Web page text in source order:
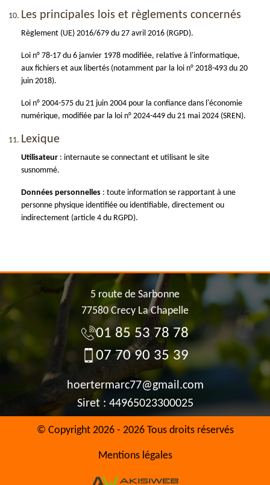
Les principales lois et règlements concernés
Règlement (UE) 2016/679 du 27 avril 2016 (RGPD).
Loi n° 78-17 du 6 janvier 1978 modifiée, relative à l'informatique,
aux fichiers et aux libertés (notamment par la loi n° 2018-493 du 20
juin 2018).
Loi n° 2004-575 du 21 juin 2004 pour la confiance dans l'économie
numérique, modifiée par la loi n° 2024-449 du 21 mai 2024 (SREN).
Lexique
Utilisateur : internaute se connectant et utilisant le site
susnommé.
Données personnelles : toute information se rapportant à une
personne physique identifiée ou identifiable, directement ou
indirectement (article 4 du RGPD).
5 route de Sarbonne
77580 Crecy La Chapelle
01 85 53 78 78
07 70 90 35 39
hoertermarc77@gmail.com
Siret : 44965023300025
© Copyright 2026 - 2026 Tous droits réservés
Mentions légales